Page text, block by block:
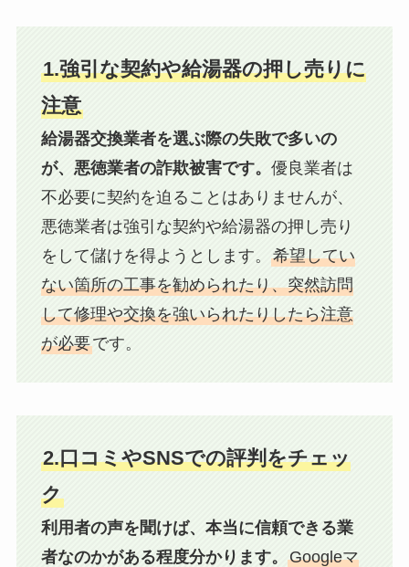
1.強引な契約や給湯器の押し売りに
注意
給湯器交換業者を選ぶ際の失敗で多いの
が、悪徳業者の詐欺被害です。 優良業者は
不必要に契約を迫ることはありませんが、
悪徳業者は強引な契約や給湯器の押し売り
をして儲けを得ようとします。 希望してい
ない箇所の工事を勧められたり、突然訪問
して修理や交換を強いられたりしたら注意
が必要です。
2.口コミやSNSでの評判をチェッ
ク
利用者の声を聞けば、本当に信頼できる業
者なのかがある程度分かります。 Googleマ